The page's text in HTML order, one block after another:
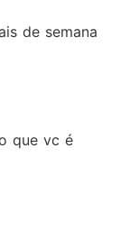
de semana
que vc é